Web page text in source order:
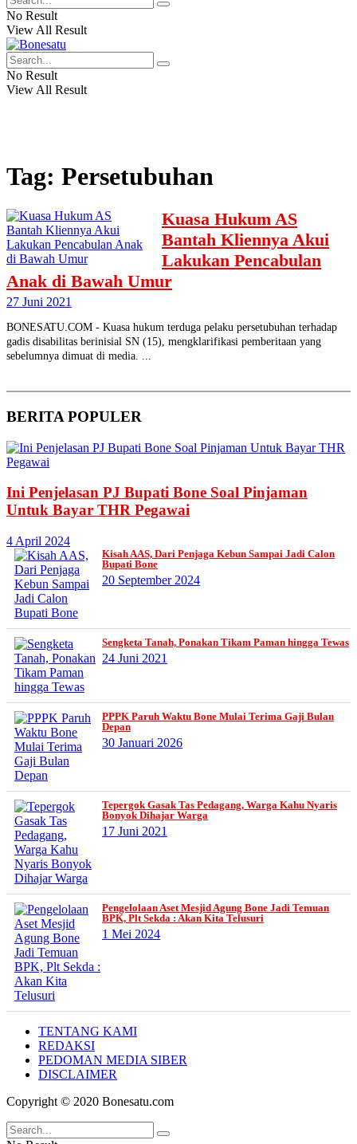
No Result
View All Result
No Result
View All Result
Tag: Persetubuhan
Kuasa Hukum AS
Bantah Kliennya Akui
Lakukan Pencabulan
Anak di Bawah Umur
27 Juni 2021
BONESATU.COM - Kuasa hukum terduga pelaku persetubuhan terhadap
gadis disabilitas berinisial SN (15), mengklarifikasi pemberitaan yang
sebelumnya dimuat di media. ...
BERITA POPULER
Ini Penjelasan PJ Bupati Bone Soal Pinjaman
Untuk Bayar THR Pegawai
4 April 2024
Kisah AAS, Dari Penjaga Kebun Sampai Jadi Calon
Bupati Bone
20 September 2024
Sengketa Tanah, Ponakan Tikam Paman hingga Tewas
24 Juni 2021
PPPK Paruh Waktu Bone Mulai Terima Gaji Bulan
Depan
30 Januari 2026
Tepergok Gasak Tas Pedagang, Warga Kahu Nyaris
Bonyok Dihajar Warga
17 Juni 2021
Pengelolaan Aset Mesjid Agung Bone Jadi Temuan
BPK, Plt Sekda : Akan Kita Telusuri
1 Mei 2024
TENTANG KAMI
REDAKSI
PEDOMAN MEDIA SIBER
DISCLAIMER
Copyright © 2020 Bonesatu.com